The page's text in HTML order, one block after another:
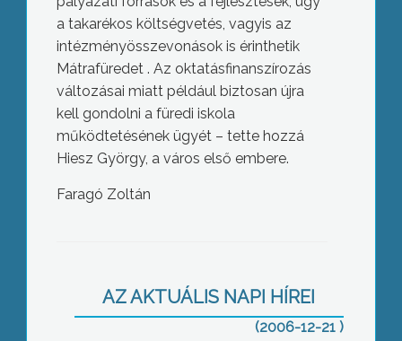
a takarékos költségvetés, vagyis az
intézményösszevonások is érinthetik
Mátrafüredet . Az oktatásfinanszírozás
változásai miatt például biztosan újra
kell gondolni a füredi iskola
működtetésének ügyét – tette hozzá
Hiesz György, a város első embere.
Faragó Zoltán
AZ AKTUÁLIS NAPI HÍREI
(2006-12-21 )